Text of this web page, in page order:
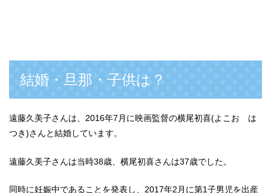
結婚・旦那・子供は？
遠藤久美子さんは、2016年7月に映画監督の横尾初喜(よこお は
つき)さんと結婚しています。
遠藤久美子さんは当時38歳、横尾初喜さんは37歳でした。
同時に妊娠中であることを発表し、2017年2月に第1子男児を出産